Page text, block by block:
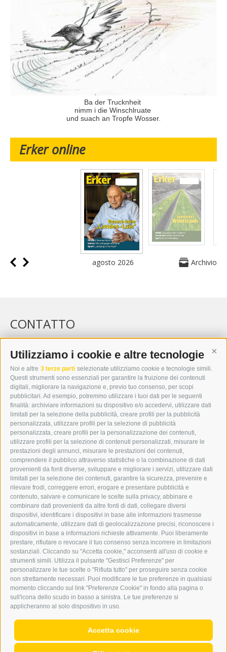
Utilizziamo i cookie e altre tecnologie
Noi e altre 3 terze parti selezionate utilizziamo cookie e tecnologie simili.
Questi strumenti sono essenziali per garantire la fruizione dei contenuti
digitali, migliorare la navigazione e, previo tuo consenso, per scopi
pubblicitari. Ad esempio, potremmo utilizzare i tuoi dati per le seguenti
finalità: archiviare informazioni su dispositivo e/o accedervi, utilizzare dati
limitati per la selezione della pubblicità, creare profili per la pubblicità
personalizzata, utilizzare profili per la selezione di pubblicità
personalizzata, creare profili per la personalizzazione dei contenuti,
utilizzare profili per la selezione di contenuti personalizzati, misurare le
prestazioni degli annunci, misurare le prestazioni dei contenuti,
comprendere il pubblico attraverso statistiche o la combinazione di dati
provenienti da fonti diverse, sviluppare e migliorare i servizi, utilizzare dati
limitati per la selezione dei contenuti, garantire la sicurezza, prevenire e
rilevare frodi, correggere errori, erogare e presentare pubblicità e
contenuto, salvare e comunicare le scelte sulla privacy, abbinare e
combinare dati provenienti da altre fonti di dati, collegare diversi
dispositivi, identificare i dispositivi in base alle informazioni trasmesse
automaticamente, utilizzare dati di geolocalizzazione precisi, riconoscere i
dispositivi in base a informazioni richieste attivamente. Puoi liberamente
prestare, rifiutare o revocare il tuo consenso senza incorrere in limitazioni
sostanziali. Cliccando su "Accetta cookie," acconsenti all'uso di cookie e
strumenti simili. Utilizza il pulsante "Gestisci Preferenze" per
personalizzare le tue scelte o "Rifiuta tutto" per proseguire senza cookie
non strettamente necessari. Puoi modificare le tue preferenze in qualsiasi
momento cliccando sul link "Preferenze Cookie" in fondo alla pagina o
sull'icona dello scudo in basso a sinistra. Le tue preferenze si
applicheranno al solo dispositivo in uso.
Accetta cookie
Ba der Trucknheit
nimm i die Winschlruate
und suach an Tropfe Wosser.
Erker online
agosto 2026 Archivio
CONTATTO
WIPP-MEDIA GMBH
DER ERKER
I-39049 VIPITENO
TEL.: +39 0472 766876
GRAFIK@DERERKER.IT
INFO@DERERKER.IT
BARBARA.FONTANA@DERERKER.IT
ERKER
PUBBLICITÀ NELL’ERKER
PUBBLICITÀ ONLINE
ADDEBITO DIRETTO SEPA
REGOLAMENTO COMMENTI
ONLINE VOTING
SERVICE
EVENTI
ANNUNCI
LINK UTILI
METEO
WEBCAM
VIDEO
NECROLOGI